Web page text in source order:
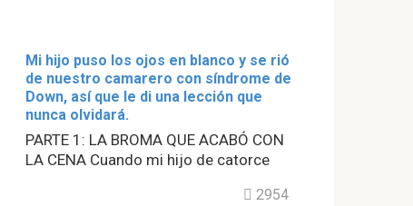
Mi hijo puso los ojos en blanco y se rió
de nuestro camarero con síndrome de
Down, así que le di una lección que
nunca olvidará.
PARTE 1: LA BROMA QUE ACABÓ CON
LA CENA Cuando mi hijo de catorce
2954